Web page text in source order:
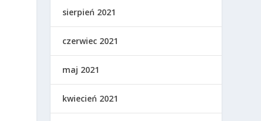
sierpień 2021
czerwiec 2021
maj 2021
kwiecień 2021